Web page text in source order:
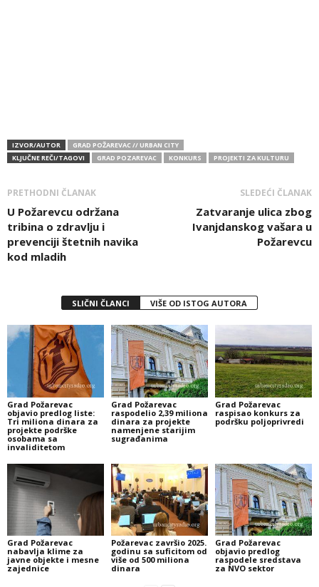
IZVOR/AUTOR
GRAD POŽAREVAC // URBAN CITY
KLJUČNE REČI/TAGOVI
GRAD POZAREVAC KONKURS PROJEKTI ZA KULTURU
PRETHODNI ČLANAK
U Požarevcu održana
tribina o zdravlju i
prevenciji štetnih navika
kod mladih
SLEDEĆI ČLANAK
Zatvaranje ulica zbog
Ivanjdanskog vašara u
Požarevcu
SLIČNI ČLANCI VIŠE OD ISTOG AUTORA
Grad Požarevac
objavio predlog liste:
Tri miliona dinara za
projekte podrške
osobama sa
invaliditetom
Grad Požarevac
raspodelio 2,39 miliona
dinara za projekte
namenjene starijim
sugrađanima
Grad Požarevac
raspisao konkurs za
podršku poljoprivredi
Grad Požarevac
nabavlja klime za
javne objekte i mesne
zajednice
Požarevac završio 2025.
godinu sa suficitom od
više od 500 miliona
dinara
Grad Požarevac
objavio predlog
raspodele sredstava
za NVO sektor